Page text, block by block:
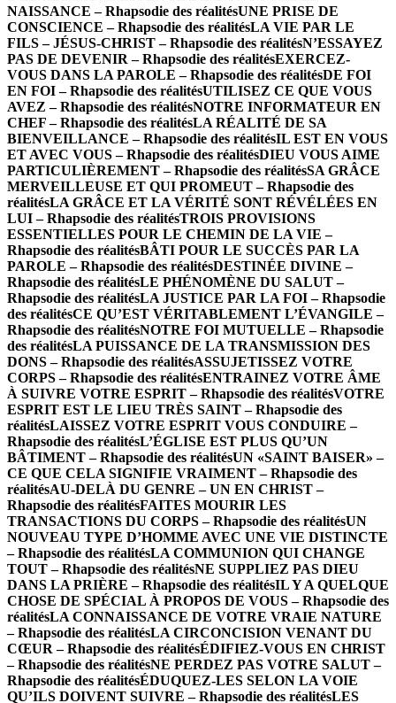
NAISSANCE – Rhapsodie des réalitésUNE PRISE DE
CONSCIENCE – Rhapsodie des réalitésLA VIE PAR LE
FILS – JÉSUS-CHRIST – Rhapsodie des réalitésN’ESSAYEZ
PAS DE DEVENIR – Rhapsodie des réalitésEXERCEZ-
VOUS DANS LA PAROLE – Rhapsodie des réalitésDE FOI
EN FOI – Rhapsodie des réalitésUTILISEZ CE QUE VOUS
AVEZ – Rhapsodie des réalitésNOTRE INFORMATEUR EN
CHEF – Rhapsodie des réalitésLA RÉALITÉ DE SA
BIENVEILLANCE – Rhapsodie des réalitésIL EST EN VOUS
ET AVEC VOUS – Rhapsodie des réalitésDIEU VOUS AIME
PARTICULIÈREMENT – Rhapsodie des réalitésSA GRÂCE
MERVEILLEUSE ET QUI PROMEUT – Rhapsodie des
réalitésLA GRÂCE ET LA VÉRITÉ SONT RÉVÉLÉES EN
LUI – Rhapsodie des réalitésTROIS PROVISIONS
ESSENTIELLES POUR LE CHEMIN DE LA VIE –
Rhapsodie des réalitésBÂTI POUR LE SUCCÈS PAR LA
PAROLE – Rhapsodie des réalitésDESTINÉE DIVINE –
Rhapsodie des réalitésLE PHÉNOMÈNE DU SALUT –
Rhapsodie des réalitésLA JUSTICE PAR LA FOI – Rhapsodie
des réalitésCE QU’EST VÉRITABLEMENT L’ÉVANGILE –
Rhapsodie des réalitésNOTRE FOI MUTUELLE – Rhapsodie
des réalitésLA PUISSANCE DE LA TRANSMISSION DES
DONS – Rhapsodie des réalitésASSUJETISSEZ VOTRE
CORPS – Rhapsodie des réalitésENTRAINEZ VOTRE ÂME
À SUIVRE VOTRE ESPRIT – Rhapsodie des réalitésVOTRE
ESPRIT EST LE LIEU TRÈS SAINT – Rhapsodie des
réalitésLAISSEZ VOTRE ESPRIT VOUS CONDUIRE –
Rhapsodie des réalitésL’ÉGLISE EST PLUS QU’UN
BÂTIMENT – Rhapsodie des réalitésUN «SAINT BAISER» –
CE QUE CELA SIGNIFIE VRAIMENT – Rhapsodie des
réalitésAU-DELÀ DU GENRE – UN EN CHRIST –
Rhapsodie des réalitésFAITES MOURIR LES
TRANSACTIONS DU CORPS – Rhapsodie des réalitésUN
NOUVEAU TYPE D’HOMME AVEC UNE VIE DISTINCTE
– Rhapsodie des réalitésLA COMMUNION QUI CHANGE
TOUT – Rhapsodie des réalitésNE SUPPLIEZ PAS DIEU
DANS LA PRIÈRE – Rhapsodie des réalitésIL Y A QUELQUE
CHOSE DE SPÉCIAL À PROPOS DE VOUS – Rhapsodie des
réalitésLA CONNAISSANCE DE VOTRE VRAIE NATURE
– Rhapsodie des réalitésLA CIRCONCISION VENANT DU
CŒUR – Rhapsodie des réalitésÉDIFIEZ-VOUS EN CHRIST
– Rhapsodie des réalitésNE PERDEZ PAS VOTRE SALUT –
Rhapsodie des réalitésÉDUQUEZ-LES SELON LA VOIE
QU’ILS DOIVENT SUIVRE – Rhapsodie des réalitésLES